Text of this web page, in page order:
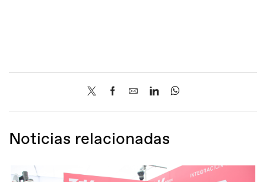
Noticias relacionadas